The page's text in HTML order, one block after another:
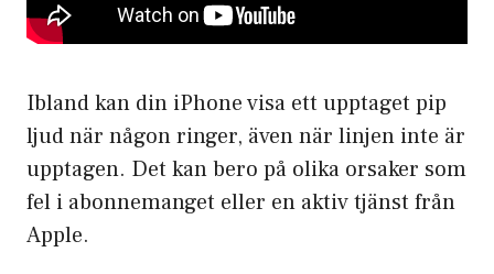
Ibland kan din iPhone visa ett upptaget pip
ljud när någon ringer, även när linjen inte är
upptagen. Det kan bero på olika orsaker som
fel i abonnemanget eller en aktiv tjänst från
Apple.